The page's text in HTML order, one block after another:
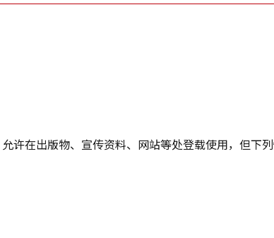
许在出版物、宣传资料、网站等处登载使用，但下列